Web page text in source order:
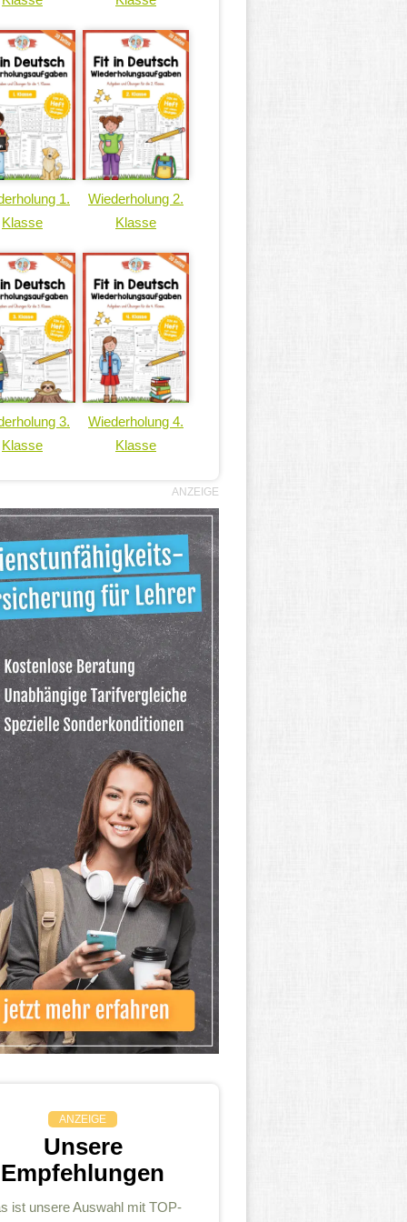
1.
Klasse
Wiederholung 2.
Klasse
3.
Klasse
Wiederholung 4.
Klasse
ANZEIGE
ANZEIGE
Unsere
Empfehlungen
ist unsere Auswahl mit TOP-